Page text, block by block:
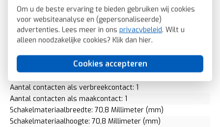
Om u de beste ervaring te bieden gebruiken wij cookies
voor websiteanalyse en (gepersonaliseerde)
advertenties. Lees meer in ons privacybeleid. Wilt u
alleen noodzakelijke cookies? Klik dan hier.
Cookies accepteren
Aantal wippen: 1
Met verlichting: Nee
Slagvastheid: IK07
Met lichtbron: Nee
Transparant: Nee
Uitvoering oppervlakte: Niet van toepassing
Aantal contacten als verbreekcontact: 1
Aantal contacten als maakcontact: 1
Schakelmateriaalbreedte: 70,8 Millimeter (mm)
Schakelmateriaalhoogte: 70,8 Millimeter (mm)